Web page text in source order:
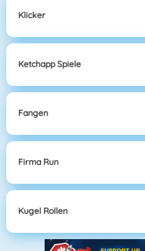
Klicker
Ketchapp Spiele
Fangen
Firma Run
Kugel Rollen